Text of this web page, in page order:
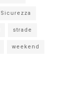
Sicurezza
strade
weekend